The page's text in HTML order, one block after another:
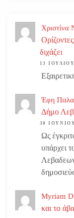
Χριστίνα
διχάζει
13
Έφη
Δήμο
30
Ως
υπάρχει
Myriam
και το